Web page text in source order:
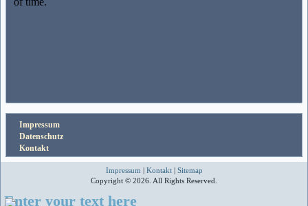
Impressum
Datenschutz
Kontakt
Impressum | Kontakt| Sitemap
Copyright © 2026. All Rights Reserved.
Enter your text here